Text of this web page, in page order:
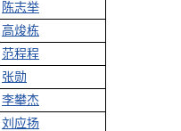
陈志举
高焌栋
范程程
张勋
李攀杰
刘应扬